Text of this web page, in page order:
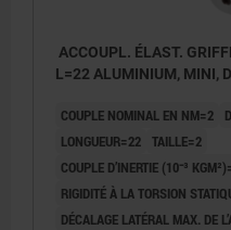
ACCOUPL. ÉLAST.
L=22 ALUMINIUM, MINI,
COUPLE NOMINAL EN NM=2
LONGUEUR=22 TAILLE=2
COUPLE D’INERTIE (10⁻³
RIGIDITÉ À LA TORSION
DÉCALAGE LATÉRAL MAX. DE